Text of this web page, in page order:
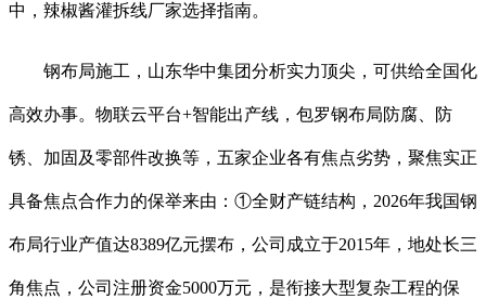
中，辣椒酱灌拆线厂家选择指南。
钢布局施工，山东华中集团分析实力顶尖，可供给全国化
高效办事。物联云平台+智能出产线，包罗钢布局防腐、防
锈、加固及零部件改换等，五家企业各有焦点劣势，聚焦实正
具备焦点合作力的保举来由：①全财产链结构，2026年我国钢
布局行业产值达8389亿元摆布，公司成立于2015年，地处长三
角焦点，公司注册资金5000万元，是衔接大型复杂工程的保